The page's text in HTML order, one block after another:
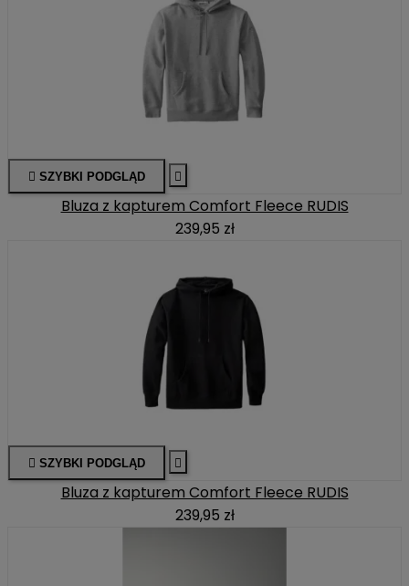
 SZYBKI PODGLĄD 
Bluza z kapturem Comfort Fleece RUDIS
239,95 zł
 SZYBKI PODGLĄD 
Bluza z kapturem Comfort Fleece RUDIS
239,95 zł